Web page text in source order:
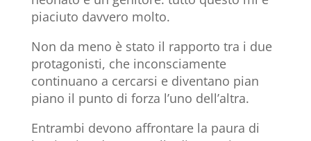
piaciuto davvero molto.
Non da meno è stato il rapporto tra i due
protagonisti, che inconsciamente
continuano a cercarsi e diventano pian
piano il punto di forza l’uno dell’altra.
Entrambi devono affrontare la paura di